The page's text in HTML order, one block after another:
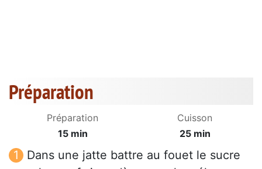
Préparation
Préparation
15 min
Cuisson
25 min
Dans une jatte battre au fouet le sucre